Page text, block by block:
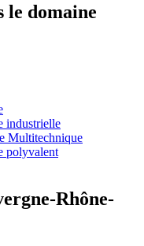
domaine
industrielle
Multitechnique
polyvalent
Rhône-